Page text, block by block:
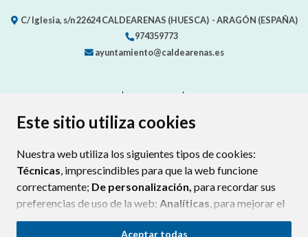
Este sitio utiliza cookies
Nuestra web utiliza los siguientes tipos de cookies:
Técnicas, imprescindibles para que la web funcione
correctamente; De personalización, para recordar sus
preferencias de uso de la web; Analíticas, para mejorar el
funcionamiento de la web y sus servicios.
Aceptar todas
C/ Iglesia, s/n22624 CALDEARENAS (HUESCA) - ARAGÓN (ESPAÑA)
974359773
ayuntamiento@caldearenas.es
PROTECCIÓN DE DATOS
POLÍTICA DE COOKIES